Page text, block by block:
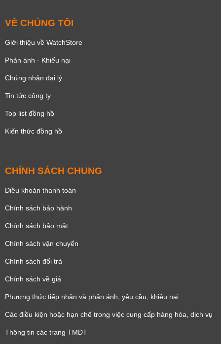
VỀ CHÚNG TÔI
Giới thiệu về WatchStore
Phản ánh - Khiếu nại
Chứng nhận đại lý
Tin tức công ty
Top list đồng hồ
Kiến thức đồng hồ
CHÍNH SÁCH CHUNG
Điều khoản thanh toán
Chính sách bảo hành
Chính sách bảo mật
Chính sách vận chuyển
Chính sách đổi trả
Chính sách về giá
Phương thức tiếp nhận và phản ánh, yêu cầu, khiêu nại
Các điều kiện hoặc hạn chế trong việc cung cấp hàng hóa, dịch vụ
Thông tin các trang TMĐT